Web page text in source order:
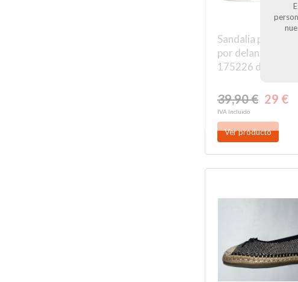
Sandalia plana
por delante en
175226 de...
39,90 € 29 €
IVA Incluido
Ver producto